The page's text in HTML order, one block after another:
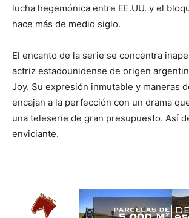
lucha hegemónica entre EE.UU. y el
hace más de medio siglo.
El encanto de la serie se concentra
actriz estadounidense de origen
Joy. Su expresión inmutable y maneras
encajan a la perfección con un drama
una teleserie de gran presupuesto. Así
enviciante.